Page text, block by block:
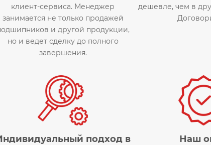
клиент-сервиса. Менеджер
занимается не только продажей
и другой продукции,
но и ведет сделку до полного
завершения.
дешевле, чем в
подход в
Наш